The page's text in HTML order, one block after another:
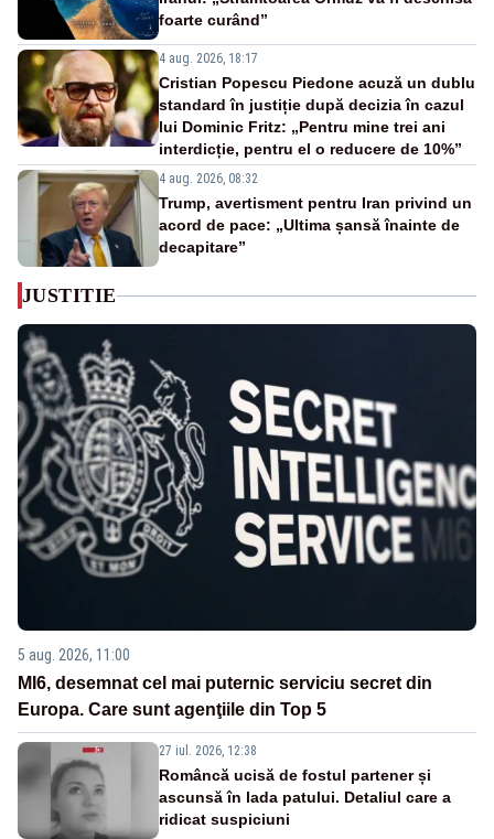
foarte curând”
4 aug. 2026, 18:17
Cristian Popescu Piedone acuză un dublu
standard în justiție după decizia în cazul
lui Dominic Fritz: „Pentru mine trei ani
interdicție, pentru el o reducere de 10%”
4 aug. 2026, 08:32
Trump, avertisment pentru Iran privind un
acord de pace: „Ultima șansă înainte de
decapitare”
JUSTITIE
5 aug. 2026, 11:00
MI6, desemnat cel mai puternic serviciu secret din
Europa. Care sunt agenţiile din Top 5
27 iul. 2026, 12:38
Româncă ucisă de fostul partener și
ascunsă în lada patului. Detaliul care a
ridicat suspiciuni